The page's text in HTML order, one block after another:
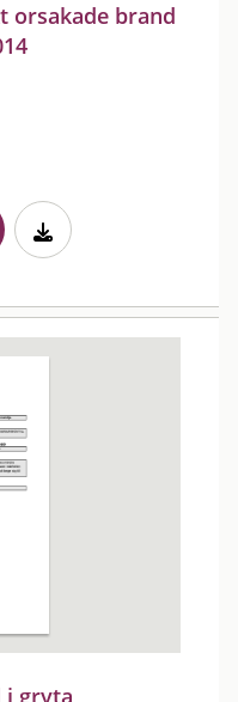
orsakade brand
i gryta